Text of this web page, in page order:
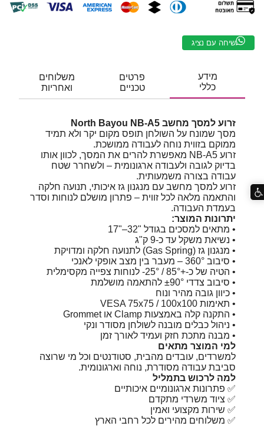
שיחה עם נציג
מידע
כללי
פרטים
טכניים
משלוחים
ואחריות
זרוע למסך מחשב North Bayou NB-A5
מסך שמונח על השולחן תופס מקום יקר ולא תמיד
ממוקם בזווית נוחה לעבודה ממושכת.
זרוע NB-A5 מאפשרת להרים את המסך, לכוון אותו
בדיוק לגובה ולעבודה ארגונומית – ולשחרר שטח
עבודה בצורה משמעותית.
זרוע למסך מחשב עם מנגנון גז איכותי, תנועה חלקה
והתאמה מלאה לכל זווית – פתרון מושלם לנוחות וסדר
בעמדת העבודה.
יתרונות המוצר:
• מתאים למסכים בגודל "‎17"–32
• נשיאת משקל עד כ-9 ק"ג
• מנגנון גז (Gas Spring) לתנועה חלקה ומדויקת
• סיבוב ‎360° – מעבר בין מצב אופקי לאנכי
• הטיה של כ-+85° / ‎-25° לנוחות צפייה מקסימלית
• סיבוב צדדי ±90° להתאמה מושלמת
• כיוון גובה מהיר ונוח
• תאימות VESA ‎75x75 / 100x100
• התקנה קלה באמצעות Clamp או Grommet
• ניהול כבלים מובנה לשולחן מסודר ונקי
• מבנה מתכת חזק ועמיד לאורך זמן
למי המוצר מתאים
למשרדים, עובדים מהבית, סטודנטים וכל מי שרוצה
סביבת עבודה מסודרת, נוחה וארגונומית.
למה לרכוש בתמליל
✅ פתרונות ארגונומיים איכותיים
✅ ציוד משרדי מתקדם
✅ שירות מקצועי ואמין
✅ משלוחים מהירים לכל רחבי הארץ